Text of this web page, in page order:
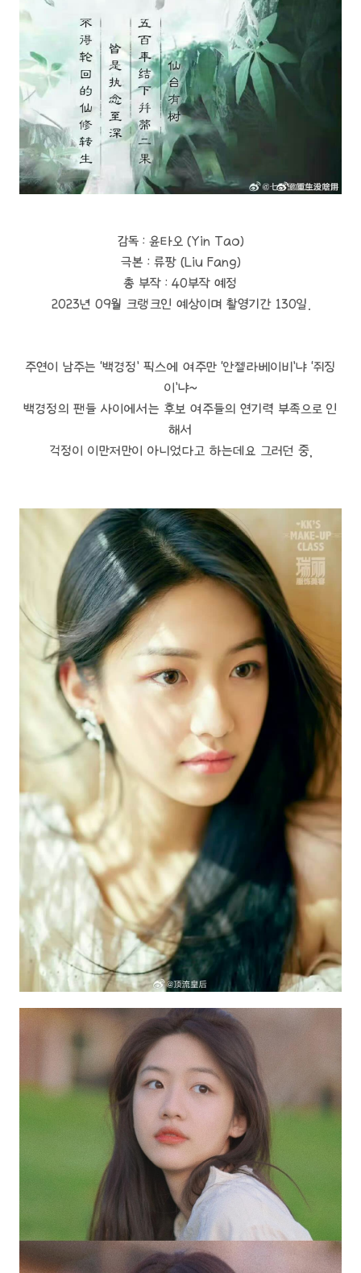
감독 : 윤타오 (Yin Tao)
극본 : 류팡 (Liu Fang)
총 부작 : 40부작 예정
2023년 09월 크랭크인 예상이며 촬영기간 130일.
주연이 남주는 ‘백경정’ 픽스에 여주만 ‘안젤라베이비’냐 ‘쥐징
이’냐~
백경정의 팬들 사이에서는 후보 여주들의 연기력 부족으로 인
해서
걱정이 이만저만이 아니었다고 하는데요 그러던 중,